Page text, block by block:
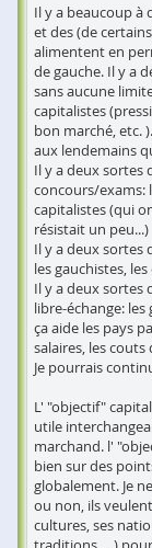
Il y a beaucoup à
et des (de
alimentent en
de gauche. Il y a
sans aucune
capitalistes
bon marché, etc.
aux lendemains
Il y a deux sortes
concours/exams:
capitalistes (qui
résistait un peu...)
Il y a deux sortes
les gauchistes,
Il y a deux sortes
libre-échange:
ça aide les pays
salaires, les
Je pourrais
L' "objectif"
utile
marchand. l'
bien sur des
globalement. Je
ou non, ils
cultures, ses